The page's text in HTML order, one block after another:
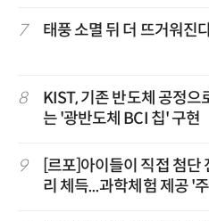
7 태풍 소멸 뒤 더 뜨거워
8
KIST, 기존 반도체 공정으
는 '광반도체 BCI 칩' 구현
9
[르포]아이들이 직접 첨단
리 체득...과학체험 제공 '